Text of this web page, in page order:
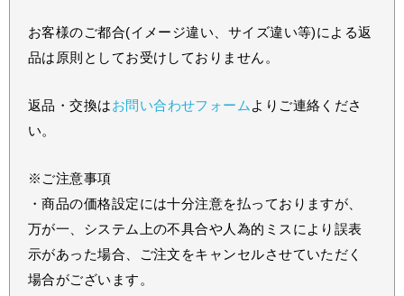
お客様のご都合(イメージ違い、サイズ違い等)による返
品は原則としてお受けしておりません。
返品・交換はお問い合わせフォーム よりご連絡くださ
い。
※ご注意事項
・商品の価格設定には十分注意を払っておりますが、
万が一、システム上の不具合や人為的ミスにより誤表
示があった場合、ご注文をキャンセルさせていただく
場合がございます。